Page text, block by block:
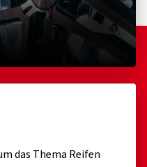
das Thema Reifen